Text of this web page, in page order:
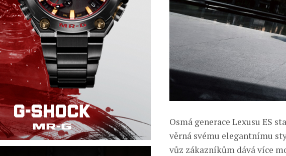
Osmá generace Lexusu ES
věrná svému elegantnímu
vůz zákazníkům dává více